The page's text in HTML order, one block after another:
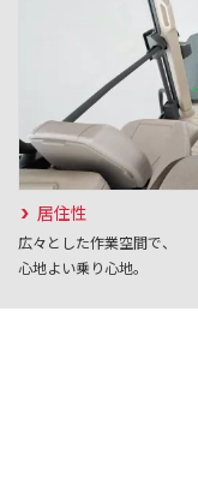
居住性
広々とした作業空間で、
心地よい乗り心地。